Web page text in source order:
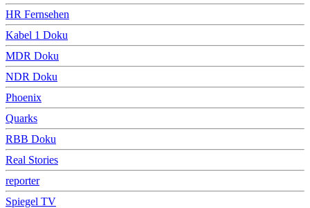
HR Fernsehen
Kabel 1 Doku
MDR Doku
NDR Doku
Phoenix
Quarks
RBB Doku
Real Stories
reporter
Spiegel TV